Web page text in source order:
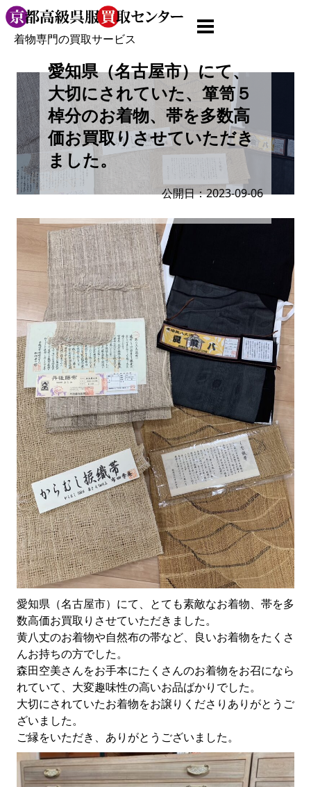
着物専門の買取サービス
愛知県（名古屋市）にて、
大切にされていた、箪笥５
棹分のお着物、帯を多数高
価お買取りさせていただき
ました。
公開日：2023-09-06
愛知県（名古屋市）にて、とても素敵なお着物、帯を多
数高価お買取りさせていただきました。
黄八丈のお着物や自然布の帯など、良いお着物をたくさ
んお持ちの方でした。
森田空美さんをお手本にたくさんのお着物をお召になら
れていて、大変趣味性の高いお品ばかりでした。
大切にされていたお着物をお譲りくださりありがとうご
ざいました。
ご縁をいただき、ありがとうございました。